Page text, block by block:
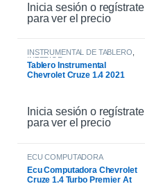
Inicia sesión o regístrate
para ver el precio
INSTRUMENTAL DE TABLERO
INTERIOR
Tablero Instrumental
Chevrolet Cruze 1.4 2021
Inicia sesión o regístrate
para ver el precio
ECU COMPUTADORA
Ecu Computadora Chevrolet
Cruze 1.4 Turbo Premier At